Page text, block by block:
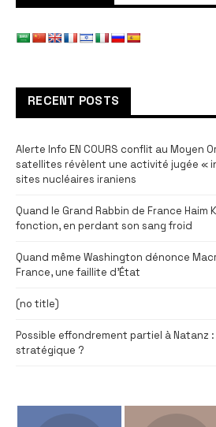
RECENT POSTS
Alerte Info EN COURS conflit au Moyen
satellites révèlent une activité jugée «
sites nucléaires iraniens
Quand le Grand Rabbin de France Haim
fonction, en perdant son sang froid
Quand même Washington dénonce
France, une faillite d’État
(no title)
Possible effondrement partiel à Natanz
stratégique ?